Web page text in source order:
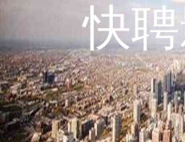
快